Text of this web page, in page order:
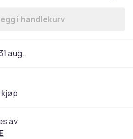
Legg HP SP/CQ Port
i handlekurv
aug.
av